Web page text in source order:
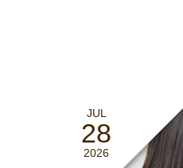
JUL
28
2026